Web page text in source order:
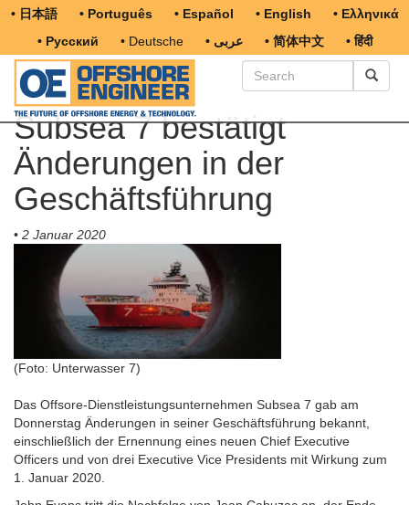
• 日本語 • Português • Español • English
• Ελληνικά
• Русский
• Deutsche • عربى • 简体中文 • हिंदी
Subsea 7 bestätigt
Änderungen in der
Geschäftsführung
• 2 Januar 2020
(Foto: Unterwasser 7)
Das Offsore-Dienstleistungsunternehmen Subsea 7 gab am
Donnerstag Änderungen in seiner Geschäftsführung bekannt,
einschließlich der Ernennung eines neuen Chief Executive
Officers und von drei Executive Vice Presidents mit Wirkung zum
1. Januar 2020.